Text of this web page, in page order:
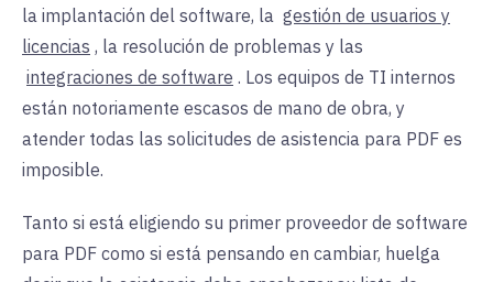
la implantación del software, la gestión de usuarios y
licencias , la resolución de problemas y las
integraciones de software . Los equipos de TI internos
están notoriamente escasos de mano de obra, y
atender todas las solicitudes de asistencia para PDF es
imposible.
Tanto si está eligiendo su primer proveedor de software
para PDF como si está pensando en cambiar, huelga